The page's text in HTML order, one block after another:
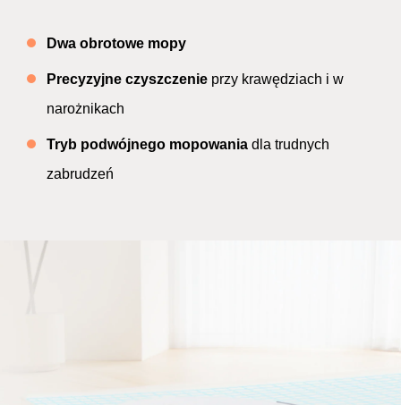
Dwa obrotowe mopy
Precyzyjne czyszczenie przy krawędziach i w
narożnikach
Tryb podwójnego mopowania dla trudnych
zabrudzeń